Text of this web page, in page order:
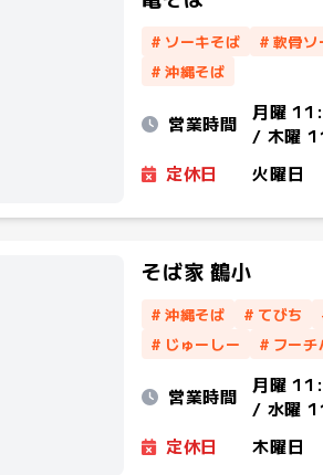
# ソーキそば # 軟骨ソ
# 沖縄そば
営業時間
月曜
/ 木曜
11:00
定休日 火曜日
そば家 鶴小
# 沖縄そば # てびち
# じゅーしー # フーチ
営業時間
月曜
/ 水曜
11:00
定休日 木曜日